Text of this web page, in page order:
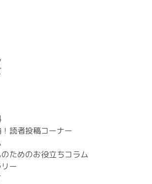
読者投稿コーナー
ためのお役立ちコラム
ー